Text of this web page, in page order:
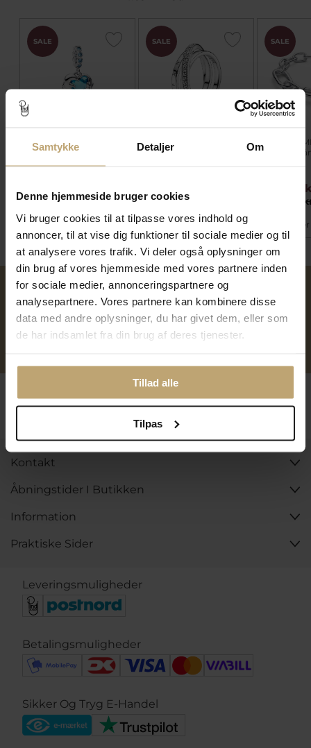
Samtykke Detaljer Om
Denne hjemmeside bruger cookies
Vi bruger cookies til at tilpasse vores indhold og
annoncer, til at vise dig funktioner til sociale medier og til
at analysere vores trafik. Vi deler også oplysninger om
din brug af vores hjemmeside med vores partnere inden
for sociale medier, annonceringspartnere og
analysepartnere. Vores partnere kan kombinere disse
data med andre oplysninger, du har givet dem, eller som
de har indsamlet fra din brug af deres tjenester.
Tillad alle
Tilpas
SALE
Pandora Blåt
Muranoglas Delfiner
charm sølv m. krystal
499,00 kr
På fjernlager
SALE
Pandora Krydsende
Tredobbelt pavé
699,00 kr
På fjernlager
SALE
Pandora
799,00
639,20
På lager
Over 40 års erfaring Mulighed for gravering
Reparation af smykker og
Kontakt
Åbningstider I Butikken
Information
Praktiske Sider
Leveringsmuligheder
Betalingsmuligheder
Sikker Og Tryg E-Handel